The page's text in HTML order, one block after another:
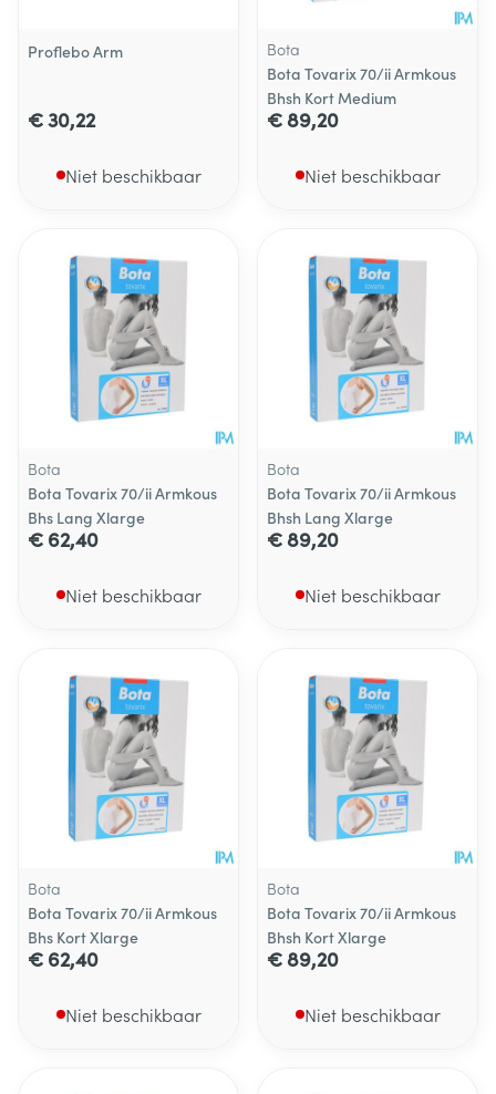
Proflebo Arm
€ 30,22
Niet beschikbaar
Bota
Bota Tovarix 70/ii Armkous
Bhsh Kort Medium
€ 89,20
Niet beschikbaar
Bota
Bota Tovarix 70/ii Armkous
Bhs Lang Xlarge
€ 62,40
Niet beschikbaar
Bota
Bota Tovarix 70/ii Armkous
Bhsh Lang Xlarge
€ 89,20
Niet beschikbaar
Bota
Bota Tovarix 70/ii Armkous
Bhs Kort Xlarge
€ 62,40
Niet beschikbaar
Bota
Bota Tovarix 70/ii Armkous
Bhsh Kort Xlarge
€ 89,20
Niet beschikbaar